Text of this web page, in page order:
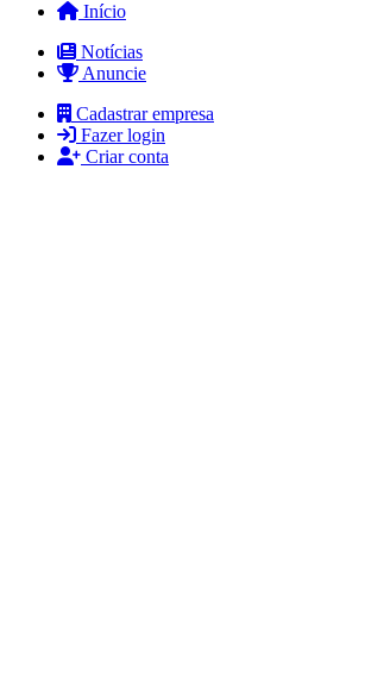
Início
Notícias
Anuncie
Cadastrar empresa
Fazer login
Criar conta